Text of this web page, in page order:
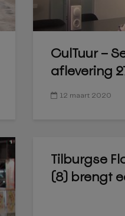
CulTuur –
aflevering
12 maart 2020
Tilburgse
(8) brengt